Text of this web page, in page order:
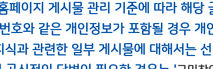
페이지 게시물 관리 기준에 따라 해당
호와 같은 개인정보가 포함될 경우
식과 관련한 일부 게시물에 대해서는